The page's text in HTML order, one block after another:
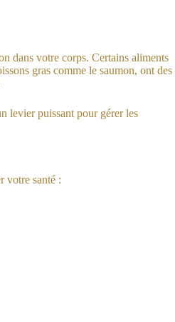
dans votre corps. Certains aliments
gras comme le saumon, ont des
levier puissant pour gérer les
votre santé :